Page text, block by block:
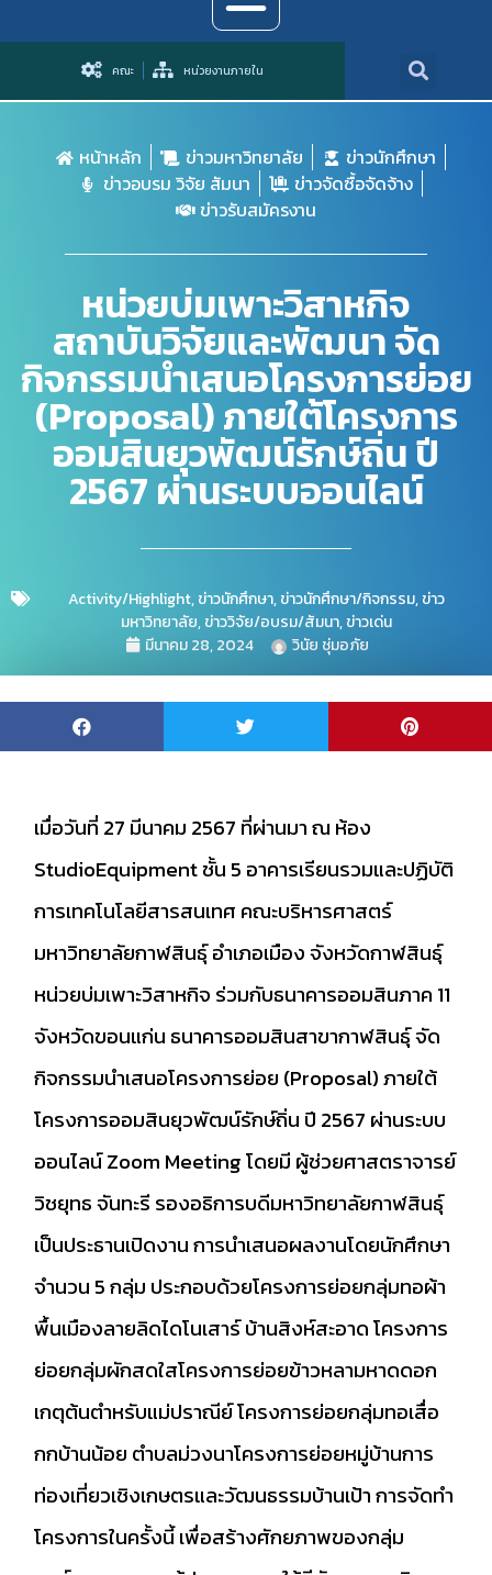
คณะ หน่วยงานภายใน
หน้าหลัก ข่าวมหาวิทยาลัย
ข่าวนักศึกษา
ข่าวอบรม วิจัย สัมนา
ข่าวจัดซื้อจัดจ้าง
ข่าวรับสมัครงาน
หน่วยบ่มเพาะวิสาหกิจ
สถาบันวิจัยและพัฒนา จัด
กิจกรรมนำเสนอโครงการย่อย
(Proposal) ภายใต้โครงการ
ออมสินยุวพัฒน์รักษ์ถิ่น ปี
2567 ผ่านระบบออนไลน์
Activity/Highlight,ข่าวนักศึกษา,ข่าวนักศึกษา/กิจกรรม,ข่าว
มหาวิทยาลัย,ข่าววิจัย/อบรม/สัมนา,ข่าวเด่น
มีนาคม 28, 2024
วินัย ชุ่มอภัย
เมื่อวันที่ 27 มีนาคม 2567 ที่ผ่านมา ณ ห้อง
StudioEquipment ชั้น 5 อาคารเรียนรวมและปฏิบัติ
การเทคโนโลยีสารสนเทศ คณะบริหารศาสตร์
มหาวิทยาลัยกาฬสินธุ์ อำเภอเมือง จังหวัดกาฬสินธุ์
หน่วยบ่มเพาะวิสาหกิจ ร่วมกับธนาคารออมสินภาค 11
จังหวัดขอนแก่น ธนาคารออมสินสาขากาฬสินธุ์ จัด
กิจกรรมนำเสนอโครงการย่อย (Proposal) ภายใต้
โครงการออมสินยุวพัฒน์รักษ์ถิ่น ปี 2567 ผ่านระบบ
ออนไลน์ Zoom Meeting โดยมี ผู้ช่วยศาสตราจารย์
วิชยุทธ จันทะรี รองอธิการบดีมหาวิทยาลัยกาฬสินธุ์
เป็นประธานเปิดงาน การนำเสนอผลงานโดยนักศึกษา
จำนวน 5 กลุ่ม ประกอบด้วยโครงการย่อยกลุ่มทอผ้า
พื้นเมืองลายลิดไดโนเสาร์ บ้านสิงห์สะอาด โครงการ
ย่อยกลุ่มผักสดใสโครงการย่อยข้าวหลามหาดดอก
เกตุต้นตำหรับแม่ปราณีย์ โครงการย่อยกลุ่มทอเสื่อ
กกบ้านน้อย ตำบลม่วงนาโครงการย่อยหมู่บ้านการ
ท่องเที่ยวเชิงเกษตรและวัฒนธรรมบ้านเป้า การจัดทำ
โครงการในครั้งนี้ เพื่อสร้างศักยภาพของกลุ่ม